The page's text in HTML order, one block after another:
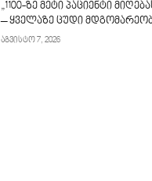
„1100-ზე მეტი პაციენტი
– ყველაზე ცუდი
აგვისტო 7, 2026